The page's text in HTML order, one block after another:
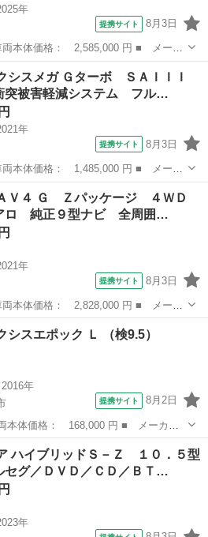
年
提携サイト 8月3日
クア ■ グレード名： ＧＲスポー
ックカメラ ＥＴＣ ドラレコ ＬＥ
シスメガ Ｇターボ ＳＡＩＩＩ
突被害軽減システム フル…
年
提携サイト 8月3日
クシスメガ ■ グレード名： Ｇタ
被害軽減システム フルセグ メモ
ＡＶ４ Ｇ Ｚパッケージ ４ＷＤ
ロ 純正９型ナビ 全周囲…
年
提携サイト 8月3日
ＡＶ４ ■ グレード名： Ｇ Ｚパ
ロ 純正９型ナビ 全周囲カメラ 衝
シスエポック Ｌ （検9.5）
2016年
提携サイト 8月2日
シスエポック ■ グレード名： Ｌ
： 5D ■ ミッション： CVT...
ハイブリッドＳ－Ｚ １０．５型
セグ／ＤＶＤ／ＣＤ／ＢＴ…
年